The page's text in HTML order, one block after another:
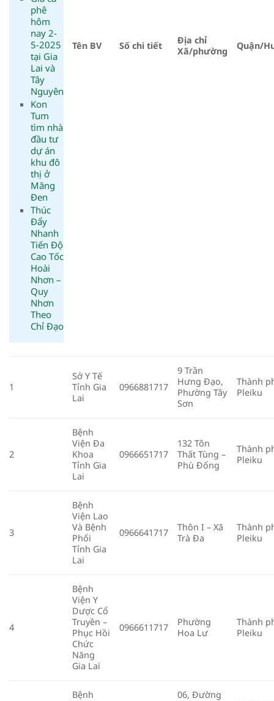
phê
hôm
nay 2-
5-2025
tại Gia
Lai và
Tây
Nguyên
Kon
Tum
tìm nhà
đầu tư
dự án
khu đô
thị ở
Măng
Đen
Thúc
Đẩy
Nhanh
Tiến Độ
Cao Tốc
Hoài
Nhơn –
Quy
Nhơn
Theo
Chỉ Đạo
Tên BV Số chi tiết
Địa chỉ
Xã/phường
Quận/
1
Sở Y Tế
Tỉnh Gia
Lai
0966881717
9 Trần
Hưng Đạo,
Phường Tây
Sơn
Thành
Pleiku
2
Bệnh
Viện Đa
Khoa
Tỉnh Gia
Lai
0966651717
132 Tôn
Thất Tùng –
Phù Đổng
Thành
Pleiku
3
Bệnh
Viện Lao
Và Bệnh
Phổi
Tỉnh Gia
Lai
0966641717
Thôn I – Xã
Trà Đa
Thành
Pleiku
4
Bệnh
Viện Y
Dược Cổ
Truyền –
Phục Hồi
Chức
Năng
Gia Lai
0966611717
Phường
Hoa Lư
Thành
Pleiku
Bệnh
06, Đường